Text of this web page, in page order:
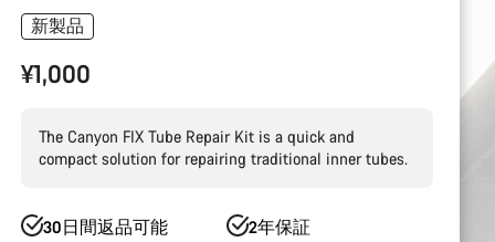
新製品
¥1,000
The Canyon FIX Tube Repair Kit is a quick and
compact solution for repairing traditional inner tubes.
30日間返品可能 2年保証